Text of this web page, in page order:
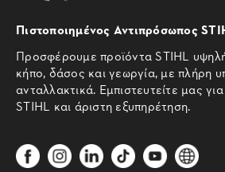
Πιστοποιημένος Αντιπρόσωπος
Προσφέρουμε προϊόντα STIHL
κήπο, δάσος και γεωργία, με πλήρη
ανταλλακτικά. Εμπιστευτείτε μας
STIHL και άριστη εξυπηρέτηση.